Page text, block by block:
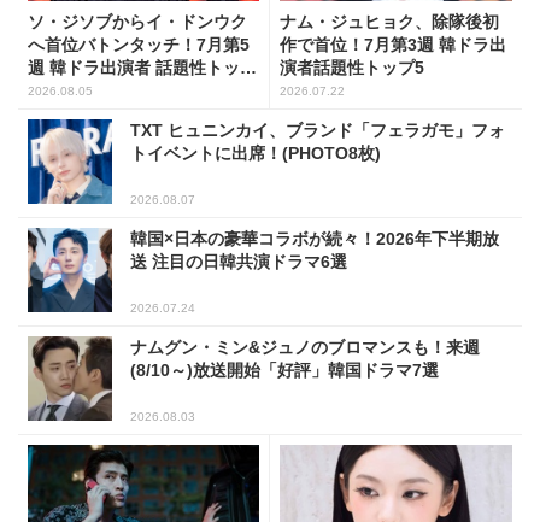
ソ・ジソブからイ・ドンウク
へ首位バトンタッチ！7月第5
週 韓ドラ出演者 話題性トップ
5
2026.08.05
ナム・ジュヒョク、除隊後初
作で首位！7月第3週 韓ドラ出
演者話題性トップ5
2026.07.22
TXT ヒュニンカイ、ブランド「フェラガモ」フォ
トイベントに出席！(PHOTO8枚)
2026.08.07
韓国×日本の豪華コラボが続々！2026年下半期放
送 注目の日韓共演ドラマ6選
2026.07.24
ナムグン・ミン&ジュノのブロマンスも！来週
(8/10～)放送開始「好評」韓国ドラマ7選
2026.08.03